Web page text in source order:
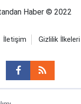
Haber © 2022
İletişim Gizlilik İlkeleri